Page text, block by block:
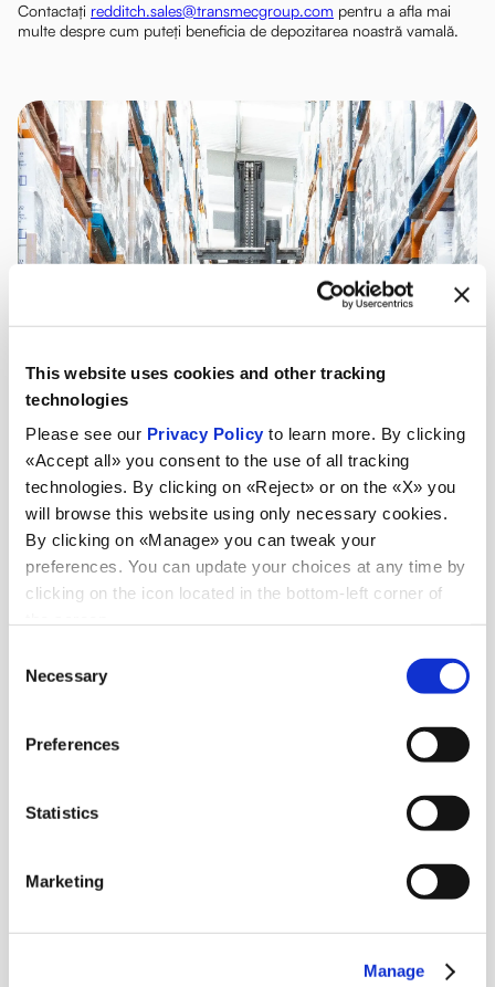
This website uses cookies and other tracking
technologies
Please see our Privacy Policy to learn more. By clicking
«Accept all» you consent to the use of all tracking
technologies. By clicking on «Reject» or on the «X» you
will browse this website using only necessary cookies.
By clicking on «Manage» you can tweak your
preferences. You can update your choices at any time by
clicking on the icon located in the bottom-left corner of
Selection
Necessary
Preferences
Statistics
Marketing
Manage
Contactați redditch.sales@transmecgroup.com pentru a afla mai
multe despre cum puteți beneficia de depozitarea noastră vamală.
Vezi toate știrile